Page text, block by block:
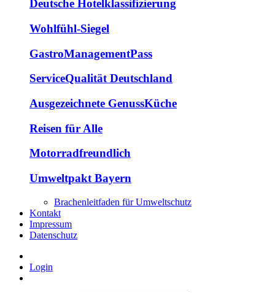
Deutsche Hotelklassifizierung
Wohlfühl-Siegel
GastroManagementPass
ServiceQualität Deutschland
Ausgezeichnete GenussKüche
Reisen für Alle
Motorradfreundlich
Umweltpakt Bayern
Brachenleitfaden für Umweltschutz
Kontakt
Impressum
Datenschutz
Login